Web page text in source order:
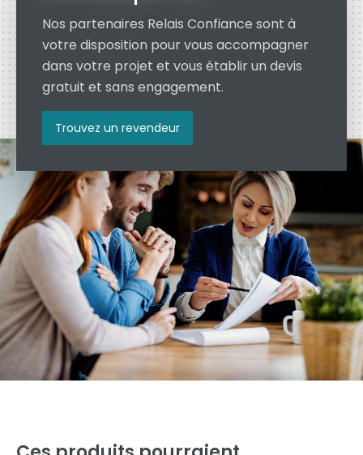
Nos partenaires Relais Confiance sont à
votre disposition pour vous accompagner
dans votre projet et vous établir un devis
gratuit et sans engagement.
Trouvez un revendeur